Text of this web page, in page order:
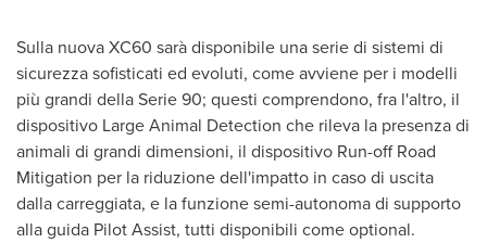
Sulla nuova XC60 sarà disponibile una serie di sistemi di
sicurezza sofisticati ed evoluti, come avviene per i modelli
più grandi della Serie 90; questi comprendono, fra l'altro, il
dispositivo Large Animal Detection che rileva la presenza di
animali di grandi dimensioni, il dispositivo Run-off Road
Mitigation per la riduzione dell'impatto in caso di uscita
dalla carreggiata, e la funzione semi-autonoma di supporto
alla guida Pilot Assist, tutti disponibili come optional.